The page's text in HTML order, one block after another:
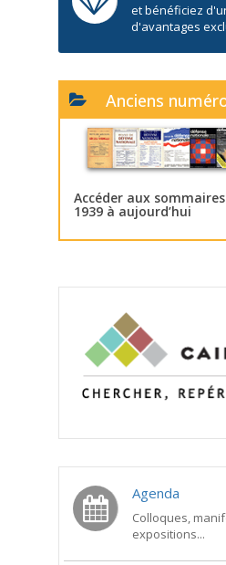
et bénéficiez
d'avantages
Anciens
Accéder aux
1939 à aujourd’hui
Agenda
Colloques,
expositions...